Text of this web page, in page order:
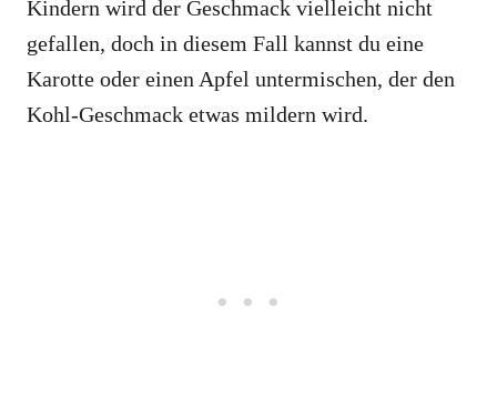
Kindern wird der Geschmack vielleicht nicht
gefallen, doch in diesem Fall kannst du eine
Karotte oder einen Apfel untermischen, der den
Kohl-Geschmack etwas mildern wird.